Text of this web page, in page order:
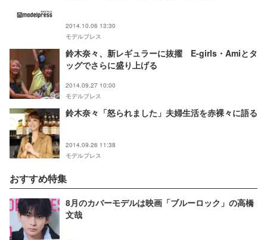
2014.10.06 13:30
モデルプレス
鈴木奈々、新レギュラーに抜擢 E-girls・Amiとタ
ッグでさらに盛り上げる
2014.09.27 10:00
モデルプレス
鈴木奈々「怒られました」夫婦生活を赤裸々に語る
2014.09.26 11:38
モデルプレス
おすすめ特集
8月のカバーモデルは映画「ブルーロック」の高橋
文哉